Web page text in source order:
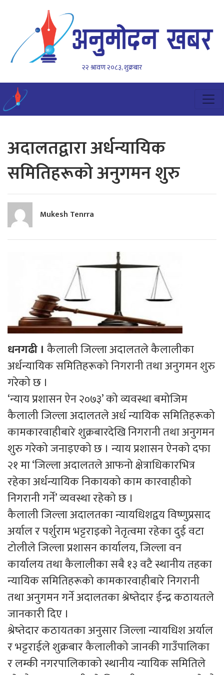
२२ श्रावण २०८३, शुक्रबार
अदालतद्वारा अर्धन्यायिक
समितिहरूको अनुगमन शुरु
Mukesh Tenrra
धनगढी । कैलाली जिल्ला अदालतले कैलालीका
अर्धन्यायिक समितिहरूको निगरानी तथा अनुगमन शुरु
गरेको छ ।
‘न्याय प्रशासन ऐन २०७३’ को व्यवस्था बमोजिम
कैलाली जिल्ला अदालतले अर्ध न्यायिक समितिहरूको
कामकारवाहीबारे शुक्रबारदेखि निगरानी तथा अनुगमन
शुरु गरेको जनाइएको छ । न्याय प्रशासन ऐनको दफा
२१ मा ‘जिल्ला अदालतले आफनो क्षेत्राधिकारभित्र
रहेका अर्धन्यायिक निकायको काम कारवाहीको
निगरानी गर्ने’ व्यवस्था रहेको छ ।
कैलाली जिल्ला अदालतका न्यायधिशद्वय विष्णुप्रसाद
अर्याल र पर्शुराम भट्टराइको नेतृत्वमा रहेका दुई वटा
टोलीले जिल्ला प्रशासन कार्यालय, जिल्ला वन
कार्यालय तथा कैलालीका सबै १३ वटै स्थानीय तहका
न्यायिक समितिहरूको कामकारवाहीबारे निगरानी
तथा अनुगमन गर्ने अदालतका श्रेष्तेदार ईन्द्र कठायतले
जानकारी दिए ।
श्रेष्तेदार कठायतका अनुसार जिल्ला न्यायधिश अर्याल
र भट्टराईले शुक्रबार कैलालीको जानकी गाउँपालिका
र लम्की नगरपालिकाको स्थानीय न्यायिक समितिले